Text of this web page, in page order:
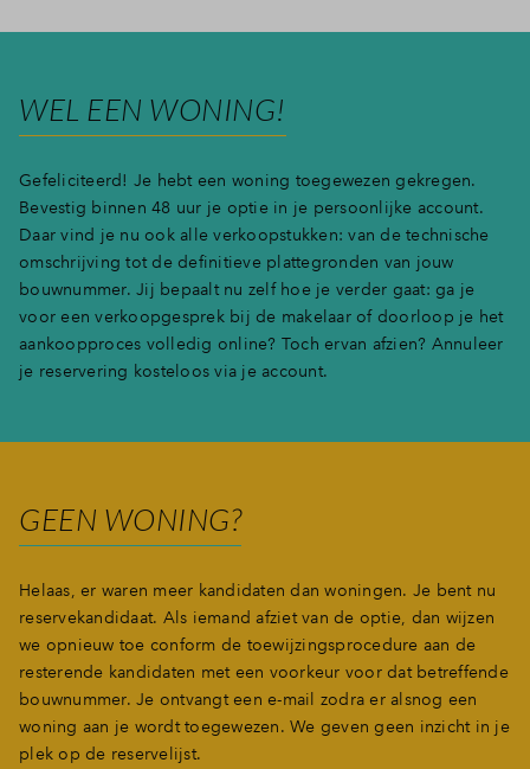
WEL EEN WONING!
Gefeliciteerd! Je hebt een woning toegewezen gekregen.
Bevestig binnen 48 uur je optie in je persoonlijke account.
Daar vind je nu ook alle verkoopstukken: van de technische
omschrijving tot de definitieve plattegronden van jouw
bouwnummer. Jij bepaalt nu zelf hoe je verder gaat: ga je
voor een verkoopgesprek bij de makelaar of doorloop je het
aankoopproces volledig online? Toch ervan afzien? Annuleer
je reservering kosteloos via je account.
GEEN WONING?
Helaas, er waren meer kandidaten dan woningen. Je bent nu
reservekandidaat. Als iemand afziet van de optie, dan wijzen
we opnieuw toe conform de toewijzingsprocedure aan de
resterende kandidaten met een voorkeur voor dat betreffende
bouwnummer. Je ontvangt een e-mail zodra er alsnog een
woning aan je wordt toegewezen. We geven geen inzicht in je
plek op de reservelijst.